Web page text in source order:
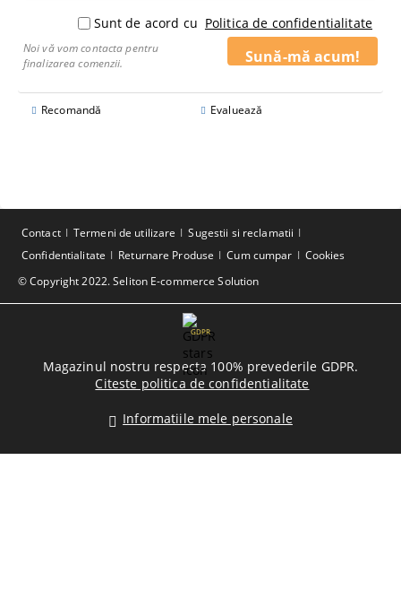
Sunt de acord cu Politica de confidentialitate
Noi vă vom contacta pentru
finalizarea comenzii.
Recomandă Evaluează
© Copyright 2022. Seliton E-commerce Solution
Contact Termeni de utilizare
Sugestii si reclamatii
Confidentialitate
Returnare Produse Cum cumpar Cookies
GDPR
Magazinul nostru respecta 100% prevederile GDPR.
Citeste politica de confidentialitate
Informatiile mele personale